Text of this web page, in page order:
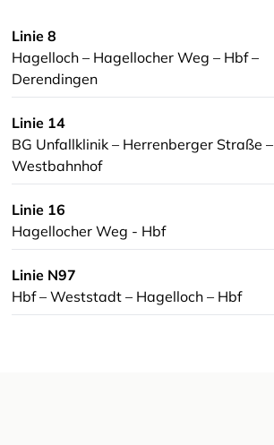
Linie 8
Hagelloch – Hagellocher Weg – Hbf –
Derendingen
Linie 14
BG Unfallklinik – Herrenberger Straße –
Westbahnhof
Linie 16
Hagellocher Weg - Hbf
Linie N97
Hbf – Weststadt – Hagelloch – Hbf